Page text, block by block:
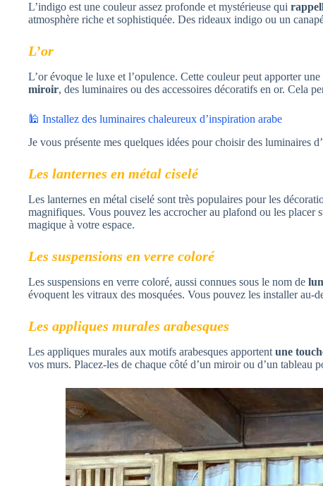
L’indigo est une couleur assez profonde et mystérieuse qui
atmosphère riche et sophistiquée. Des rideaux indigo ou un
L’or
L’or évoque le luxe et l’opulence. Cette couleur peut apporter
miroir, des luminaires ou des accessoires décoratifs en or. Cela
🕌 Installez des luminaires chaleureux d’inspiration arabe
Je vous présente mes quelques idées pour choisir des luminaires
Les lanternes en métal ciselé
Les lanternes en métal ciselé sont très populaires pour les
magnifiques. Vous pouvez les accrocher au plafond ou les placer
magique à votre espace.
Les suspensions en verre coloré
Les suspensions en verre coloré, aussi connues sous le nom de
évoquent les vitraux des mosquées. Vous pouvez les installer au-
Les appliques murales arabesques
Les appliques murales aux motifs arabesques apportent une
vos murs. Placez-les de chaque côté d’un miroir ou d’un tableau